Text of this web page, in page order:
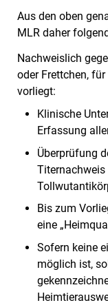
Aus den oben
MLR daher
Nachweislich
oder Frettchen,
vorliegt:
Klinische
Erfassung
Überprüfung
Titernachweis
Bis zum
eine
Sofern keine
möglich ist,